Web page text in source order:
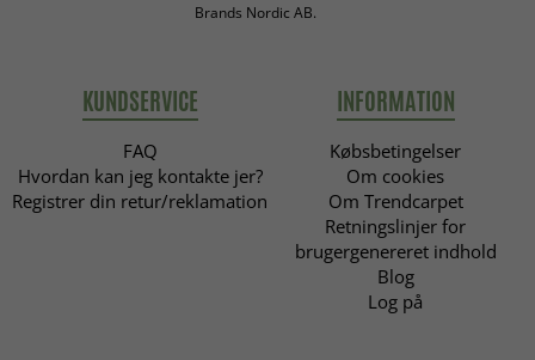
Brands Nordic AB.
KUNDSERVICE
FAQ
Hvordan kan jeg kontakte jer?
Registrer din retur/reklamation
INFORMATION
Købsbetingelser
Om cookies
Om Trendcarpet
Retningslinjer for
brugergenereret indhold
Blog
Log på